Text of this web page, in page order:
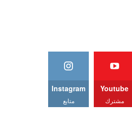
Youtube
مشترك
Instagram
متابع